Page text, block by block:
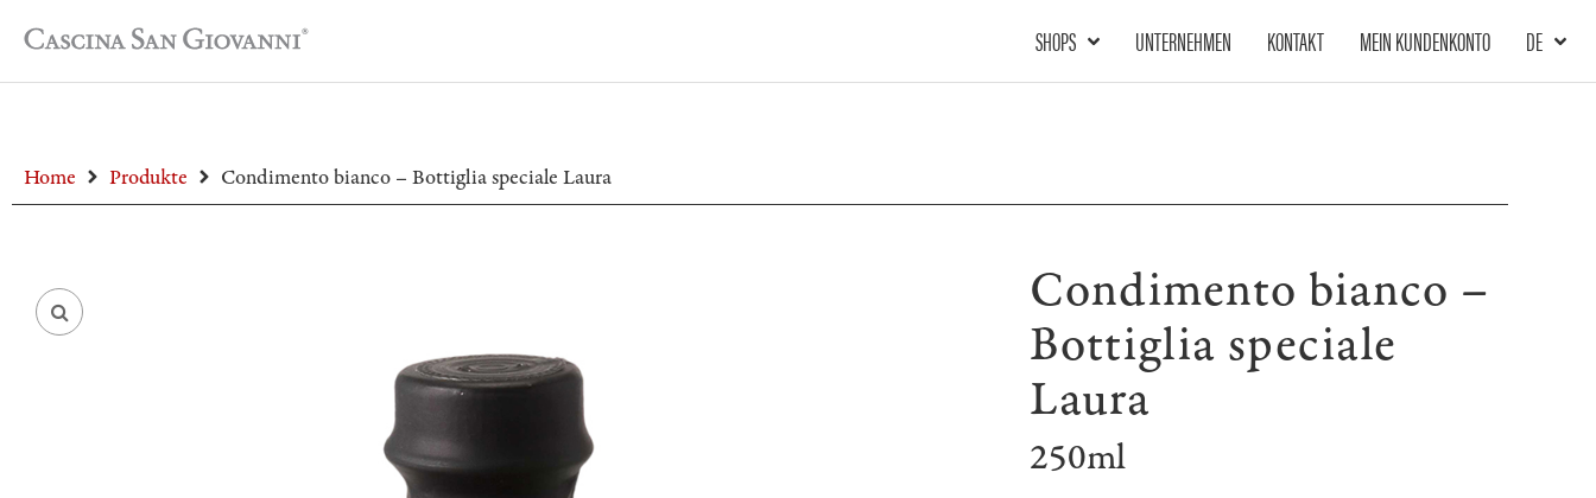
SHOPS UNTERNEHMEN KONTAKT MEIN KUNDENKONTO DE
Home Produkte Condimento bianco – Bottiglia speciale Laura
Condimento bianco –
Bottiglia speciale
Laura
250ml